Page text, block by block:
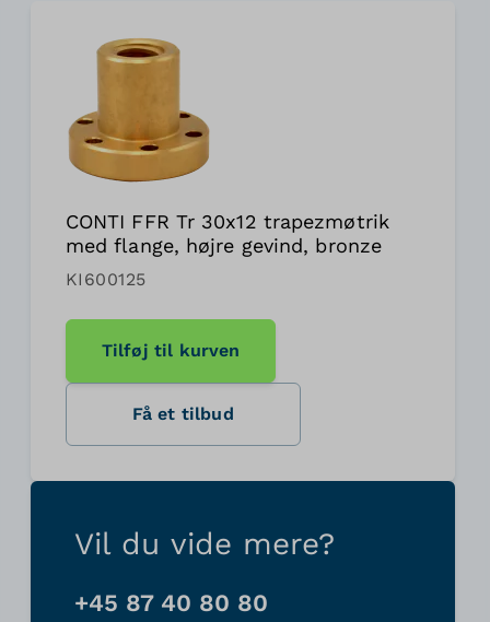
CONTI FFR Tr 30x12 trapezmøtrik
med flange, højre gevind, bronze
KI600125
Tilføj til kurven
Få et tilbud
Vil du vide mere?
+45 87 40 80 80